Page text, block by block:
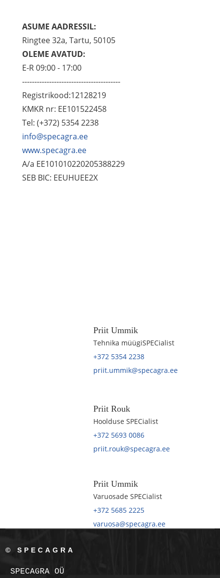
ASUME AADRESSIL:
Ringtee 32a, Tartu, 50105
OLEME AVATUD:
E-R 09:00 - 17:00
----------------------------------------
Registrikood:12128219
KMKR nr: EE101522458
Tel: (+372) 5354 2238
info@specagra.ee
www.specagra.ee
A/a EE101010220205388229
SEB BIC: EEUHUEE2X
Priit Ummik
Tehnika müügiSPECialist
+372 5354 2238
priit.ummik@specagra.ee
Priit Rouk
Hoolduse SPECialist
+372 5693 0086
priit.rouk@specagra.ee
Priit Ummik
Varuosade SPECialist
+372 5685 2225
varuosa@specagra.ee
© SPECAGRA
SPECAGRA OÜ